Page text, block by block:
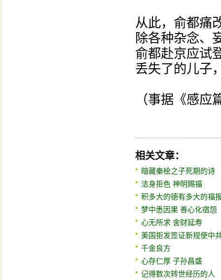
从此，俞都痛
除各种杂念、
俞都赴京应试
丢失了的儿子
（事据《感
相关文章：
暗藏秦桧之子死期的诗
洁身拒色 神明赐福
积多大的德有多大的福
梦中悉因果 善心化宿怨
心无所求 舍财延寿
美国拒发签证新规使中
千金良方
心存仁厚 子孙昌盛
记得数次转世经历的人